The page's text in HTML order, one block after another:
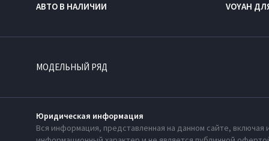
АВТО В НАЛИЧИИ VOYAH
МОДЕЛЬНЫЙ РЯД
Юридическая информация
Вся информация, представленная на данном сайте,